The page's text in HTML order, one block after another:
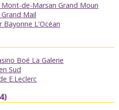
de-Marsan Grand Moun
Mail
Bayonne L'Océan
Boé La Galerie
Sud
E.Leclerc